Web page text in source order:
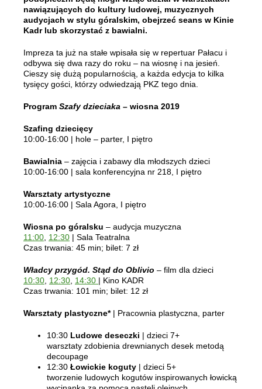
nawiązujących do kultury ludowej, muzycznych
audycjach w stylu góralskim, obejrzeć seans w Kinie
Kadr lub skorzystać z bawialni.
Impreza ta już na stałe wpisała się w repertuar Pałacu i
odbywa się dwa razy do roku – na wiosnę i na jesień.
Cieszy się dużą popularnością, a każda edycja to kilka
tysięcy gości, którzy odwiedzają PKZ tego dnia.
Program Szafy dzieciaka – wiosna 2019
Szafing dziecięcy
10:00-16:00 | hole – parter, I piętro
Bawialnia – zajęcia i zabawy dla młodszych dzieci
10:00-16:00 | sala konferencyjna nr 218, I piętro
Warsztaty artystyczne
10:00-16:00 | Sala Agora, I piętro
Wiosna po góralsku – audycja muzyczna
11:00 12:30 | Sala Teatralna
Czas trwania: 45 min; bilet: 7 zł
Władcy przygód. Stąd do Oblivio – film dla dzieci
10:30 12:30 14:30 | Kino KADR
Czas trwania: 101 min; bilet: 12 zł
Warsztaty plastyczne*| Pracownia plastyczna, parter
10:30 Ludowe deseczki | dzieci 7+
warsztaty zdobienia drewnianych desek metodą
decoupage
12:30 Łowickie koguty | dzieci 5+
tworzenie ludowych kogutów inspirowanych łowicką